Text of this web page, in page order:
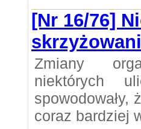
[Nr 16/76]
Zmiany
niektórych
spowodowały,
coraz bardziej